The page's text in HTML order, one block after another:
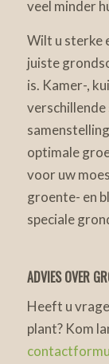
veel minder
Wilt u sterke
juiste
is. Kamer-,
optimale
voor uw
groente- en
speciale
ADVIES OVER
Heeft u
plant? Kom